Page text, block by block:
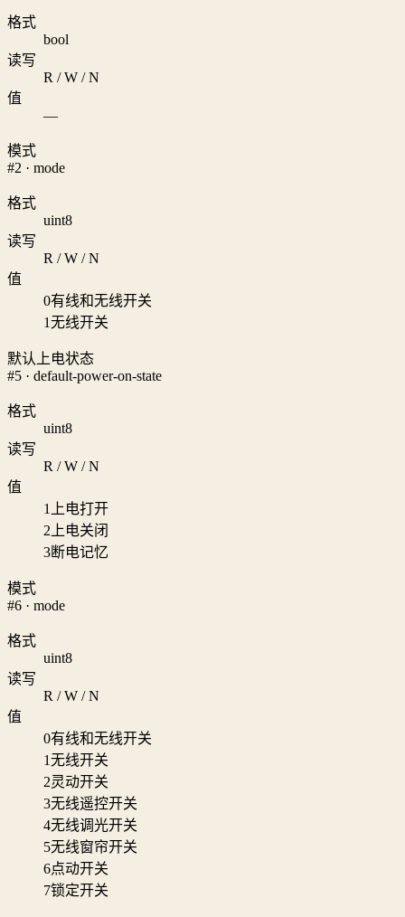
格式
bool
读写
R / W / N
值
—
模式
#2 · mode
格式
uint8
读写
R / W / N
值
0有线和无线开关
1无线开关
默认上电状态
#5 · default-power-on-state
格式
uint8
读写
R / W / N
值
1
上电打开
2 上电关闭
3断电记忆
模式
#6 · mode
格式
uint8
读写
R / W / N
值
0有线和无线开关
1无线开关
2灵动开关
3无线遥控开关
4无线调光开关
5无线窗帘开关
6点动开关
7锁定开关